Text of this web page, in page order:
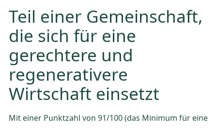
Teil einer Gemeinschaft,
die sich für eine
gerechtere und
regenerativere
Wirtschaft einsetzt
Mit einer Punktzahl von 91/100 (das Minimum für eine